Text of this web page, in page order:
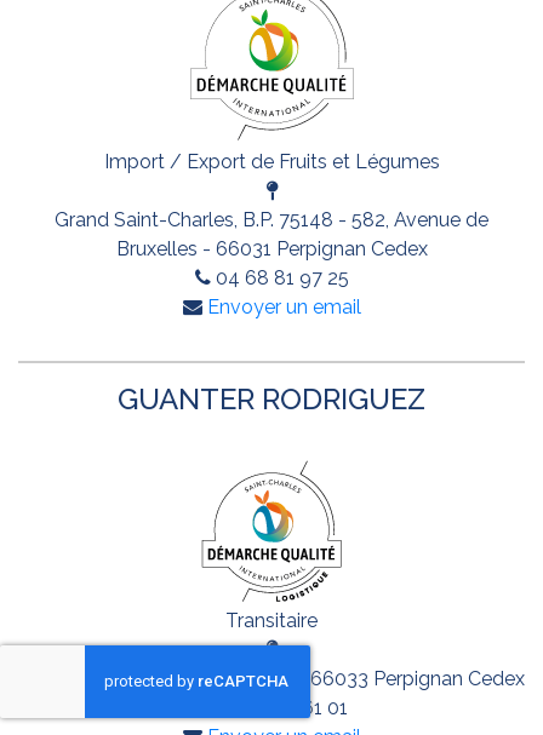
Import / Export de Fruits et Légumes
Grand Saint-Charles, B.P. 75148 - 582, Avenue de
Bruxelles - 66031 Perpignan Cedex
04 68 81 97 25
Envoyer un email
GUANTER RODRIGUEZ
Transitaire
Grand Saint-Charles, B.P.15356 - 66033 Perpignan Cedex
04 68 85 61 01